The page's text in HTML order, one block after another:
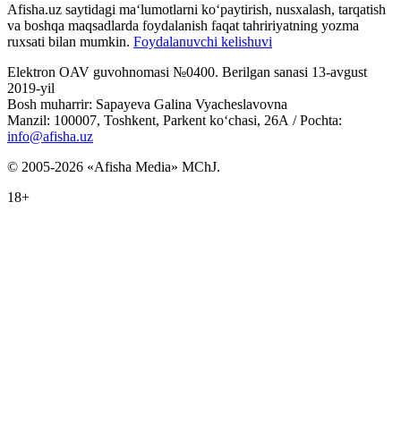
Afisha.uz saytidagi ma‘lumotlarni ko‘paytirish, nusxalash, tarqatish
va boshqa maqsadlarda foydalanish faqat tahririyatning yozma
ruxsati bilan mumkin. Foydalanuvchi kelishuvi
Elektron OAV guvohnomasi №0400. Berilgan sanasi 13-avgust
2019-yil
Bosh muharrir: Sapayeva Galina Vyacheslavovna
Manzil: 100007, Toshkent, Parkent ko‘chasi, 26А / Pochta:
info@afisha.uz
© 2005-2026 «Afisha Media» MChJ.
18+